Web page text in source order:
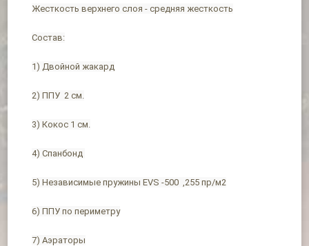
Жесткость верхнего слоя - средняя жесткость
Состав:
1) Двойной жакард
2) ППУ 2 см.
3) Кокос 1 см.
4) Спанбонд
5) Независимые пружины EVS -500 ,255 пр/м2
6) ППУ по периметру
7) Аэраторы